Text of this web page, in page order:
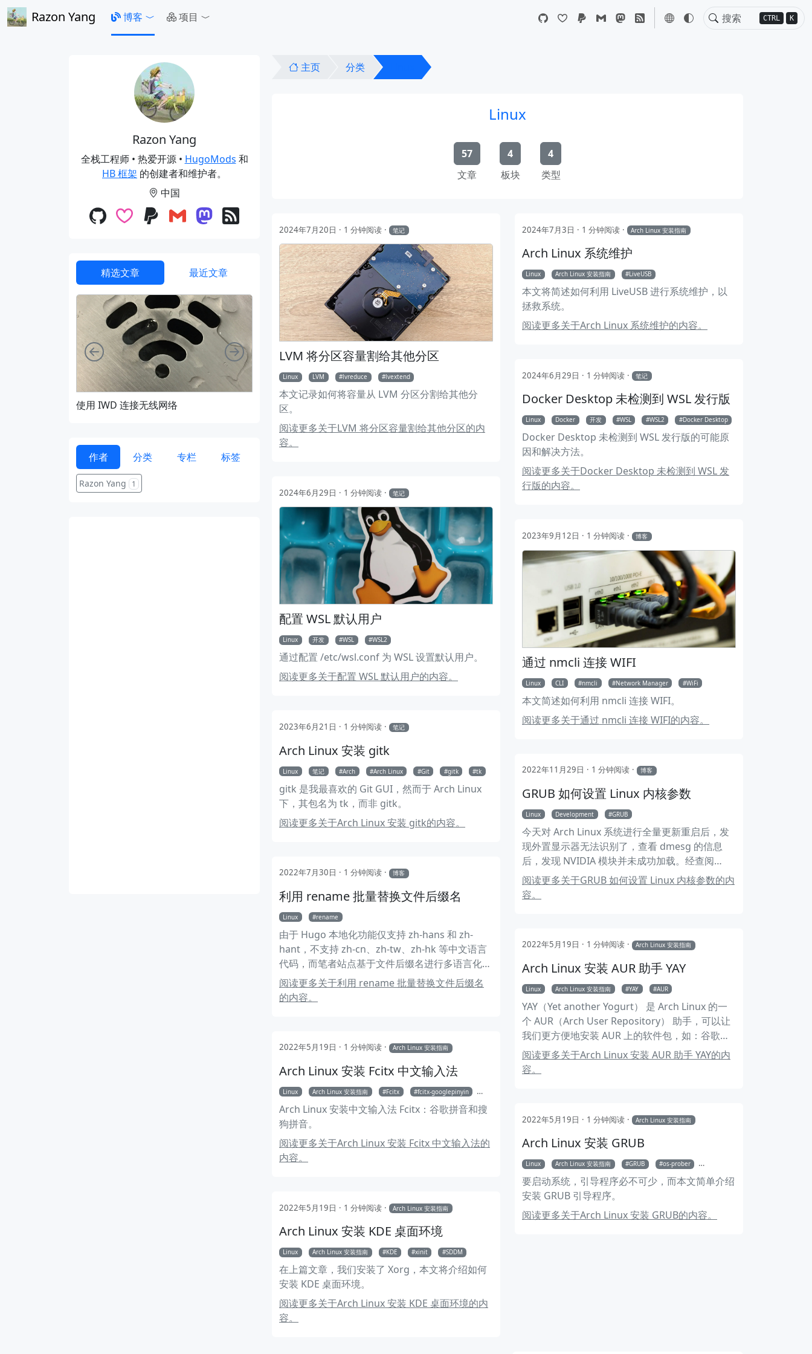
Razon Yang CTRL K
博客 项目
主页 分类
Linux
57
文章
4
板块
4
类型
2024年7月20日 1 分钟阅读 笔记
LVM 将分区容量割给其他分区
Linux LVM lvreduce lvextend
本文记录如何将容量从 LVM 分区分割给其他分
区。
阅读更多关于LVM 将分区容量割给其他分区的内
容。
2024年7月3日 1 分钟阅读 Arch Linux 安装指南
Arch Linux 系统维护
Linux Arch Linux 安装指南 LiveUSB
本文将简述如何利用 LiveUSB 进行系统维护，以
拯救系统。
阅读更多关于Arch Linux 系统维护的内容。
2024年6月29日 1 分钟阅读 笔记
Docker Desktop 未检测到 WSL 发行版
Linux Docker 开发 WSL WSL2 Docker Desktop
Docker Desktop 未检测到 WSL 发行版的可能原
因和解决方法。
阅读更多关于Docker Desktop 未检测到 WSL 发
行版的内容。
2024年6月29日 1 分钟阅读 笔记
配置 WSL 默认用户
Linux 开发 WSL WSL2
通过配置 /etc/wsl.conf 为 WSL 设置默认用户。
阅读更多关于配置 WSL 默认用户的内容。
2023年9月12日 1 分钟阅读 博客
通过 nmcli 连接 WIFI
Linux CLI nmcli Network Manager WiFi
本文简述如何利用 nmcli 连接 WIFI。
阅读更多关于通过 nmcli 连接 WIFI的内容。
2023年6月21日 1 分钟阅读 笔记
Arch Linux 安装 gitk
Linux 笔记 Arch Arch Linux Git gitk tk
gitk 是我最喜欢的 Git GUI，然而于 Arch Linux
下，其包名为 tk，而非 gitk。
阅读更多关于Arch Linux 安装 gitk的内容。
2022年11月29日 1 分钟阅读 博客
GRUB 如何设置 Linux 内核参数
Linux Development GRUB
今天对 Arch Linux 系统进行全量更新重启后，发
现外置显示器无法识别了，查看 dmesg 的信息
后，发现 NVIDIA 模块并未成功加载。经查阅
WIKI 后，需要设置 ibt=off 内核参数。 本文将记
录 GRUB 如何设置 Linux 内核参数。
阅读更多关于GRUB 如何设置 Linux 内核参数的内
容。
2022年7月30日 1 分钟阅读 博客
利用 rename 批量替换文件后缀名
Linux rename
由于 Hugo 本地化功能仅支持 zh-hans 和 zh-
hant，不支持 zh-cn、zh-tw、zh-hk 等中文语言
代码，而笔者站点基于文件后缀名进行多语言化
的，要更改语言代码，需要批量修改文件后缀名，
而这正是本文主角 rename 的大显身手的时候。
阅读更多关于利用 rename 批量替换文件后缀名
的内容。
2022年5月19日 1 分钟阅读 Arch Linux 安装指南
Arch Linux 安装 AUR 助手 YAY
Linux Arch Linux 安装指南 YAY AUR
YAY（Yet another Yogurt） 是 Arch Linux 的一
个 AUR（Arch User Repository） 助手，可以让
我们更方便地安装 AUR 上的软件包，如：谷歌浏
览器（Google Chrome），QQ、TIM、WPS
OFFICE 等等。下面介绍 YAY 的安装和使用。
阅读更多关于Arch Linux 安装 AUR 助手 YAY的内
容。
2022年5月19日 1 分钟阅读 Arch Linux 安装指南
Arch Linux 安装 Fcitx 中文输入法
Linux Arch Linux 安装指南 Fcitx fcitx-googlepinyin
Arch Linux 安装中文输入法 Fcitx：谷歌拼音和搜
狗拼音。
阅读更多关于Arch Linux 安装 Fcitx 中文输入法的
内容。
2022年5月19日 1 分钟阅读 Arch Linux 安装指南
Arch Linux 安装 GRUB
Linux Arch Linux 安装指南 GRUB os-prober
要启动系统，引导程序必不可少，而本文简单介绍
安装 GRUB 引导程序。
阅读更多关于Arch Linux 安装 GRUB的内容。
2022年5月19日 1 分钟阅读 Arch Linux 安装指南
Arch Linux 安装 KDE 桌面环境
Linux Arch Linux 安装指南 KDE xinit SDDM
在上篇文章，我们安装了 Xorg，本文将介绍如何
安装 KDE 桌面环境。
阅读更多关于Arch Linux 安装 KDE 桌面环境的内
容。
Razon Yang
全栈工程师 • 热爱开源 • HugoMods 和
HB 框架 的创建者和维护者。
中国
精选文章 最近文章
使用 IWD 连接无线网络 通过 nmcli 连接 WIFI Linux 和 Windows 双系统时间冲突的原因和解决方法 添加 SSH 秘钥到 GitHub
向左 向右
作者 分类 专栏 标签
Razon Yang 1